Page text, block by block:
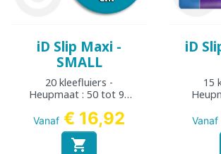
iD Slip Maxi -
SMALL
20 kleefluiers -
Heupmaat : 50 tot 90
Vanaf € 16,92

iD
15
Vanaf